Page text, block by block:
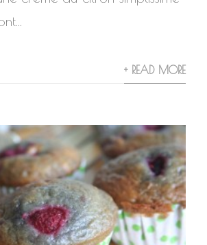
+ READ MORE